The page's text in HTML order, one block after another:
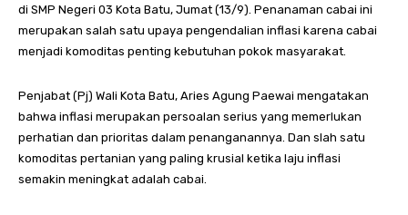
di SMP Negeri 03 Kota Batu, Jumat (13/9). Penanaman cabai ini
merupakan salah satu upaya pengendalian inflasi karena cabai
menjadi komoditas penting kebutuhan pokok masyarakat.
Penjabat (Pj) Wali Kota Batu, Aries Agung Paewai mengatakan
bahwa inflasi merupakan persoalan serius yang memerlukan
perhatian dan prioritas dalam penanganannya. Dan slah satu
komoditas pertanian yang paling krusial ketika laju inflasi
semakin meningkat adalah cabai.